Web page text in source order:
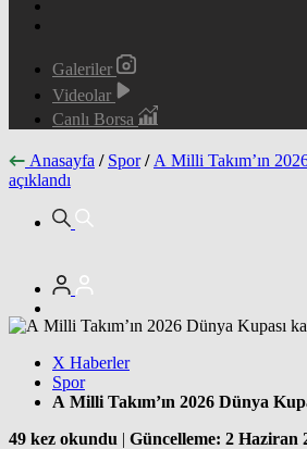
Galeriler
Videolar
Canlı Borsa
Anasayfa / Spor / A Milli Takım’ın
açıklandı
X Haberler
Spor
A Milli Takım’ın 2026 Dünya
49 kez okundu | Güncelleme: 2 Haziran